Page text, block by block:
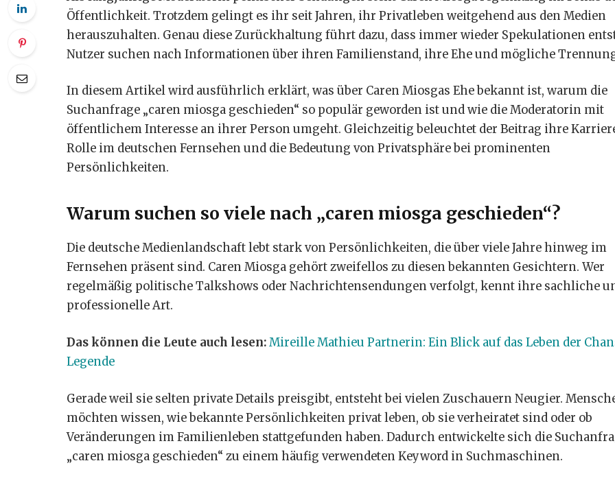
Öffentlichkeit. Trotzdem gelingt es ihr seit Jahren, ihr Privatleben weitgehend aus den Medien
herauszuhalten. Genau diese Zurückhaltung führt dazu, dass immer wieder Spekulationen
Nutzer suchen nach Informationen über ihren Familienstand, ihre Ehe und mögliche
In diesem Artikel wird ausführlich erklärt, was über Caren Miosgas Ehe bekannt ist, warum die
Suchanfrage „caren miosga geschieden“ so populär geworden ist und wie die Moderatorin mit
öffentlichem Interesse an ihrer Person umgeht. Gleichzeitig beleuchtet der Beitrag ihre
Rolle im deutschen Fernsehen und die Bedeutung von Privatsphäre bei prominenten
Persönlichkeiten.
Warum suchen so viele nach „caren miosga geschieden“?
Die deutsche Medienlandschaft lebt stark von Persönlichkeiten, die über viele Jahre hinweg im
Fernsehen präsent sind. Caren Miosga gehört zweifellos zu diesen bekannten Gesichtern. Wer
regelmäßig politische Talkshows oder Nachrichtensendungen verfolgt, kennt ihre sachliche
professionelle Art.
Das können die Leute auch lesen:Mireille Mathieu Partnerin: Ein Blick auf das Leben der
Legende
Gerade weil sie selten private Details preisgibt, entsteht bei vielen Zuschauern Neugier.
möchten wissen, wie bekannte Persönlichkeiten privat leben, ob sie verheiratet sind oder ob
Veränderungen im Familienleben stattgefunden haben. Dadurch entwickelte sich die
„caren miosga geschieden“ zu einem häufig verwendeten Keyword in Suchmaschinen.